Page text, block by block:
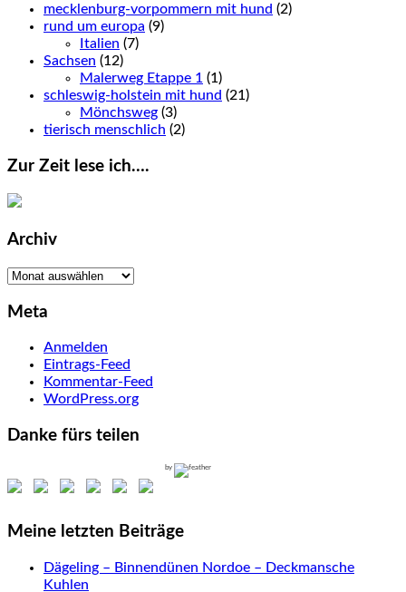
mecklenburg-vorpommern mit hund (2)
rund um europa (9)
Italien (7)
Sachsen (12)
Malerweg Etappe 1 (1)
schleswig-holstein mit hund (21)
Mönchsweg (3)
tierisch menschlich (2)
Zur Zeit lese ich….
Archiv
Archiv
Meta
Anmelden
Eintrags-Feed
Kommentar-Feed
WordPress.org
Danke fürs teilen
by
Meine letzten Beiträge
Dägeling – Binnendünen Nordoe – Deckmansche
Kuhlen